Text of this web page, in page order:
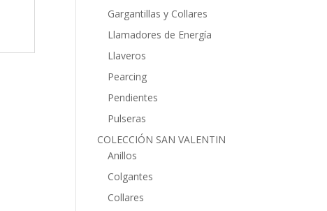
Gargantillas y Collares
Llamadores de Energía
Llaveros
Pearcing
Pendientes
Pulseras
COLECCIÓN SAN VALENTIN
Anillos
Colgantes
Collares